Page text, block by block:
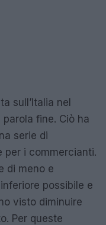
sull’Italia nel
fine. Ciò ha
serie di
per i commercianti.
di meno e
possibile e
visto diminuire
Per queste